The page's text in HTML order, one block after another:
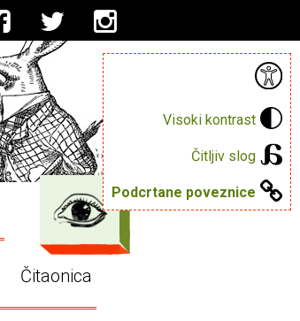
Visoki kontrast
Čitljiv slog
Podcrtane poveznice
Čitaonica